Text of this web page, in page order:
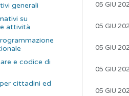
05 GIU
05 GIU
05 GIU
05 GIU
05 GIU
generali
su
attività
e codice di
cittadini ed